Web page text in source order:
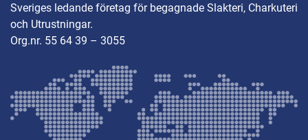
Sveriges ledande företag för begagnade Slakteri, Charkuteri
och Utrustningar.
Org.nr. 55 64 39 – 3055